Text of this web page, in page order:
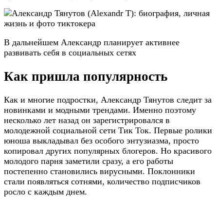
В дальнейшем Александр планирует активнее
развивать себя в социальных сетях
Как пришла популярность
Как и многие подростки, Александр Тянутов следит за
новинками и модными трендами. Именно поэтому
несколько лет назад он зарегистрировался в
молодежной социальной сети Тик Ток. Первые ролики
юноша выкладывал без особого энтузиазма, просто
копировал других популярных блогеров. Но красивого
молодого парня заметили сразу, а его работы
постепенно становились вирусными. Поклонники
стали появляться сотнями, количество подписчиков
росло с каждым днем.